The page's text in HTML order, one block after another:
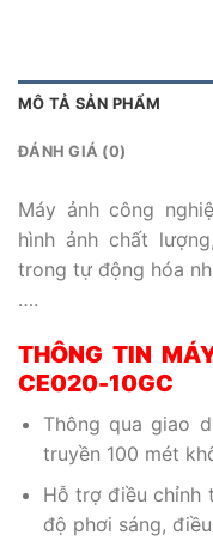
MÔ TẢ SẢN PHẨM
ĐÁNH GIÁ (0)
Máy ảnh công
hình ảnh chất
trong tự động hóa
….
THÔNG TIN
CE020-10GC
Thông qua giao
truyền 100 mét
Hỗ trợ điều chỉnh
độ phơi sáng,